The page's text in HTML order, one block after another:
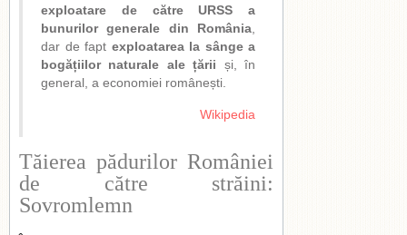
exploatare de către URSS a
bunurilor generale din România
dar de fapt exploatarea la sânge a
bogățiilor naturale ale țării și, în
general, a economiei românești.
Wikipedia
Tăierea pădurilor României
de către străini:
Sovromlemn